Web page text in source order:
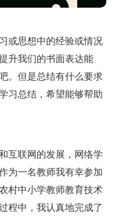
或思想中的经验或情况
升我们的书面表达能
。但是总结有什么要求
习总结，希望能够帮助
互联网的发展，网络学
为一名教师我有幸参加
村中小学教师教育技术
程中，我认真地完成了